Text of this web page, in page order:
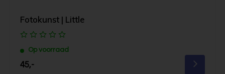
Fotokunst | Little
Op voorraad
45,-